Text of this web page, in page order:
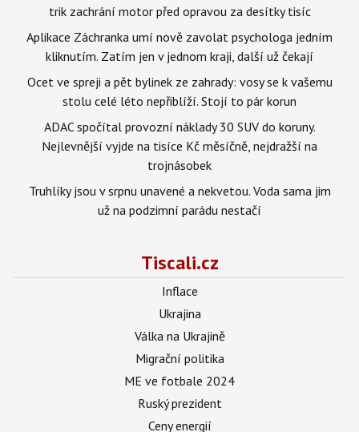
trik zachrání motor před opravou za desítky tisíc
Aplikace Záchranka umí nově zavolat psychologa jedním
kliknutím. Zatím jen v jednom kraji, další už čekají
Ocet ve spreji a pět bylinek ze zahrady: vosy se k vašemu
stolu celé léto nepřiblíží. Stojí to pár korun
ADAC spočítal provozní náklady 30 SUV do koruny.
Nejlevnější vyjde na tisíce Kč měsíčně, nejdražší na
trojnásobek
Truhlíky jsou v srpnu unavené a nekvetou. Voda sama jim
už na podzimní parádu nestačí
Tiscali.cz
Inflace
Ukrajina
Válka na Ukrajině
Migrační politika
ME ve fotbale 2024
Ruský prezident
Ceny energií